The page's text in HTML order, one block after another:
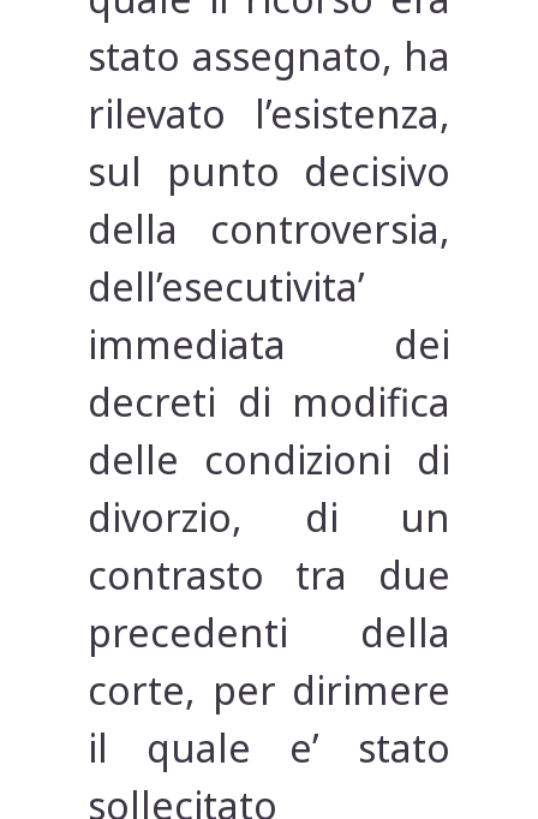
stato assegnato, ha
rilevato l’esistenza,
sul punto decisivo
della controversia,
dell’esecutivita’
immediata dei
decreti di modifica
delle condizioni di
divorzio, di un
contrasto tra due
precedenti della
corte, per dirimere
il quale e’ stato
sollecitato